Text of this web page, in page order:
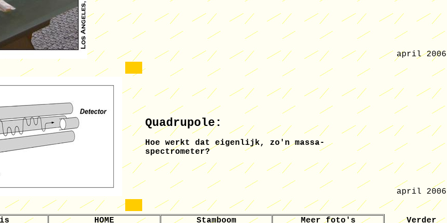
april 2006
Quadrupole:
Hoe werkt dat eigenlijk, zo'n massa-
spectrometer?
april 2006
HOME Stamboom Meer foto's Verder